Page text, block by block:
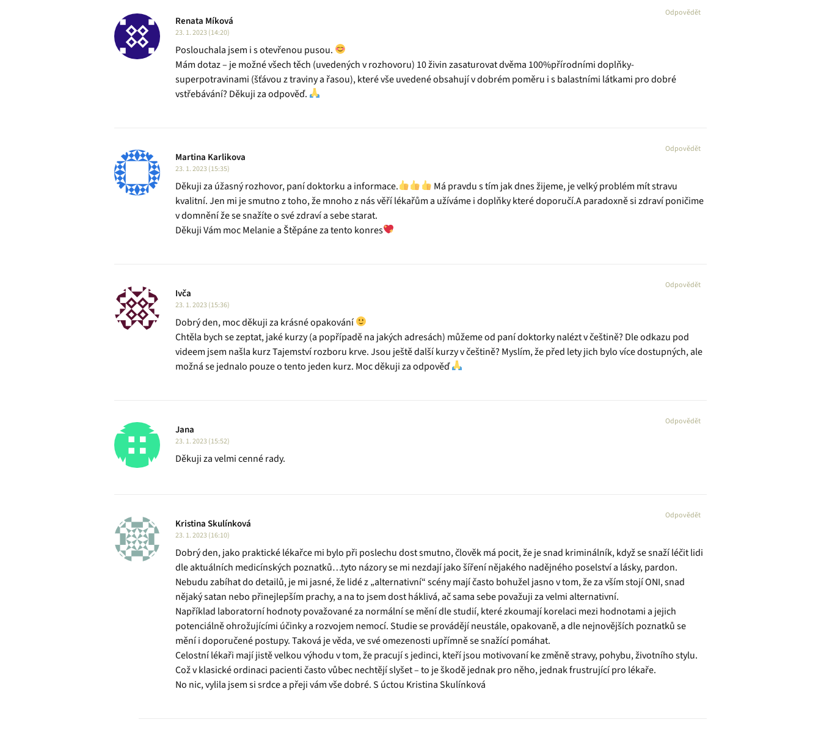
Renata Míková
23. 1. 2023 (14:20)
Poslouchala jsem i s otevřenou pusou.
Mám dotaz – je možné všech těch (uvedených v rozhovoru) 10 živin zasaturovat dvěma 100%přírodními doplňky-
superpotravinami (šťávou z traviny a řasou), které vše uvedené obsahují v dobrém poměru i s balastními látkami pro dobré
vstřebávání? Děkuji za odpověď.
Odpovědět
Martina Karlikova
23. 1. 2023 (15:35)
Děkuji za úžasný rozhovor, paní doktorku a informace.
Má pravdu s tím jak dnes žijeme, je velký problém mít stravu
kvalitní. Jen mi je smutno z toho, že mnoho z nás věří lékařům a užíváme i doplňky které doporučí.A paradoxně si zdraví poničime
v domnění že se snažíte o své zdraví a sebe starat.
Děkuji Vám moc Melanie a Štěpáne za tento konres
Odpovědět
Ivča
23. 1. 2023 (15:36)
Dobrý den, moc děkuji za krásné opakování
Chtěla bych se zeptat, jaké kurzy (a popřípadě na jakých adresách) můžeme od paní doktorky nalézt v češtině? Dle odkazu pod
videem jsem našla kurz Tajemství rozboru krve. Jsou ještě další kurzy v češtině? Myslím, že před lety jich bylo více dostupných, ale
možná se jednalo pouze o tento jeden kurz. Moc děkuji za odpověď
Odpovědět
Jana
23. 1. 2023 (15:52)
Děkuji za velmi cenné rady.
Odpovědět
Kristina Skulínková
23. 1. 2023 (16:10)
Dobrý den, jako praktické lékařce mi bylo při poslechu dost smutno, člověk má pocit, že je snad kriminálník, když se snaží léčit lidi
dle aktuálních medicínských poznatků…tyto názory se mi nezdají jako šíření nějakého nadějného poselství a lásky, pardon.
Nebudu zabíhat do detailů, je mi jasné, že lidé z „alternativní“ scény mají často bohužel jasno v tom, že za vším stojí ONI, snad
nějaký satan nebo přinejlepším prachy, a na to jsem dost háklivá, ač sama sebe považuji za velmi alternativní.
Například laboratorní hodnoty považované za normální se mění dle studií, které zkoumají korelaci mezi hodnotami a jejich
potenciálně ohrožujícími účinky a rozvojem nemocí. Studie se provádějí neustále, opakovaně, a dle nejnovějších poznatků se
mění i doporučené postupy. Taková je věda, ve své omezenosti upřímně se snažící pomáhat.
Celostní lékaři mají jistě velkou výhodu v tom, že pracují s jedinci, kteří jsou motivovaní ke změně stravy, pohybu, životního stylu.
Což v klasické ordinaci pacienti často vůbec nechtějí slyšet – to je škodě jednak pro něho, jednak frustrující pro lékaře.
No nic, vylila jsem si srdce a přeji vám vše dobré. S úctou Kristina Skulínková
Odpovědět